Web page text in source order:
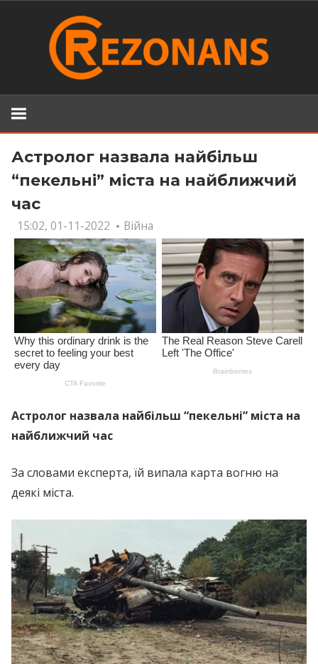
Астролог назвала найбільш
“пекельні” міста на найближчий
час
15:02, 01-11-2022 Війна
Астролог назвала найбільш “пекельні” міста на
найближчий час
За словами експерта, їй випала карта вогню на
деякі міста.